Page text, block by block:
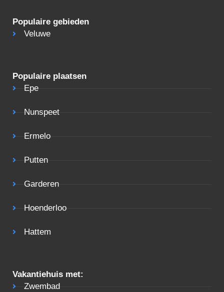
Populaire gebieden
Veluwe
Populaire plaatsen
Epe
Nunspeet
Ermelo
Putten
Garderen
Hoenderloo
Hattem
Vakantiehuis met:
Zwembad